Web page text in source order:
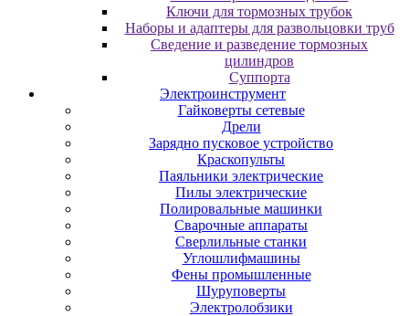
Ключи для тормозных трубок
Наборы и адаптеры для развольцовки труб
Сведение и разведение тормозных
цилиндров
Суппорта
Электроинструмент
Гайковерты сетевые
Дрели
Зарядно пусковое устройство
Краскопульты
Паяльники электрические
Пилы электрические
Полировальные машинки
Сварочные аппараты
Сверлильные станки
Углошлифмашины
Фены промышленные
Шуруповерты
Электролобзики